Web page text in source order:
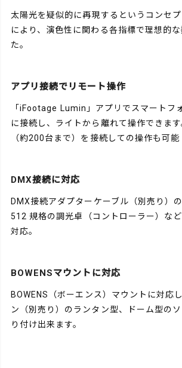
太陽光を疑似的に再現するというコンセ
により、演色性に関わる各指標で理想的
た。
アプリ接続でリモート操作
「iFootage Lumin」アプリでスマートフ
に接続し、ライトから離れて操作できま
（約200台まで）を接続しての操作も可能
DMX接続に対応
DMX接続アダプターケーブル（別売り）
512 規格の調光卓（コントローラー）な
対応。
BOWENSマウントに対応
BOWENS（ボーエンス）マウントに対応
ン（別売り）のランタン型、ドーム型の
り付け出来ます。